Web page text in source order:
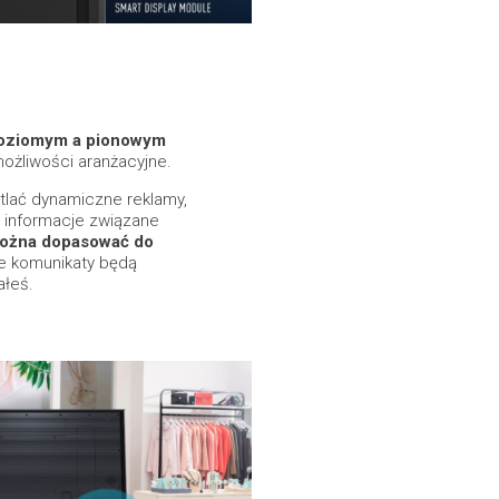
a pionowym
aranżacyjne.
dynamiczne reklamy,
związane
dopasować do
komunikaty będą